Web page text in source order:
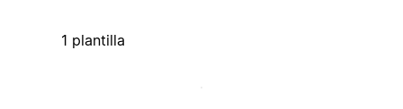
1 plantilla